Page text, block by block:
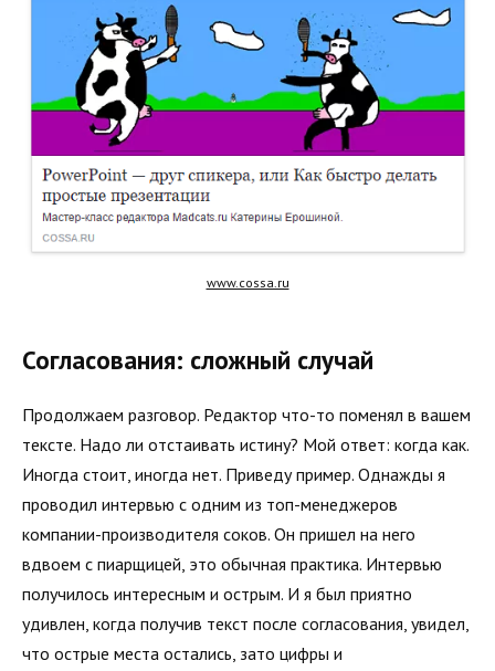
www.cossa.ru
Согласования: сложный случай
Продолжаем разговор. Редактор что-то поменял в вашем
тексте. Надо ли отстаивать истину? Мой ответ: когда как.
Иногда стоит, иногда нет. Приведу пример. Однажды я
проводил интервью с одним из топ-менеджеров
компании-производителя соков. Он пришел на него
вдвоем с пиарщицей, это обычная практика. Интервью
получилось интересным и острым. И я был приятно
удивлен, когда получив текст после согласования, увидел,
что острые места остались, зато цифры и